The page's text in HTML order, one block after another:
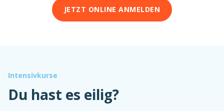
JETZT ONLINE ANMELDEN
Intensivkurse
Du hast es eilig?